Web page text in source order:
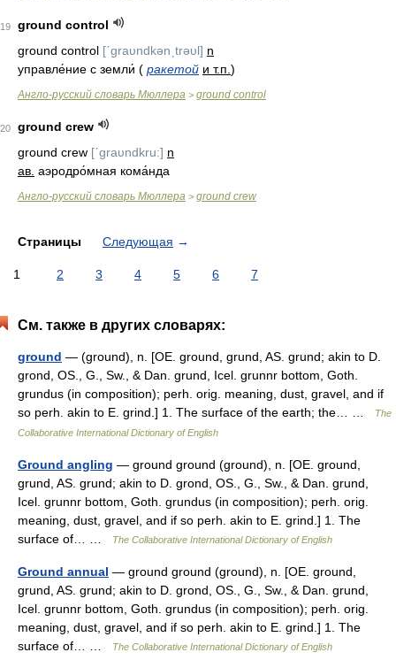
19
ground control
ground control [ˊgraυndkənˏtrəυl] n
управле́ние с земли́ ( ракетой и т.п. )
Англо-русский словарь Мюллера > ground control
20
ground crew
ground crew [ˊgraυndkru:] n
ав. аэродро́мная кома́нда
Англо-русский словарь Мюллера > ground crew
Страницы Следующая →
1 2 3 4 5 6 7
См. также в других словарях:
ground — (ground), n. [OE. ground, grund, AS. grund; akin to D.
grond, OS., G., Sw., & Dan. grund, Icel. grunnr bottom, Goth.
grundus (in composition); perh. orig. meaning, dust, gravel, and if
so perh. akin to E. grind.] 1. The surface of the earth; the… …
The
Collaborative International Dictionary of English
Ground angling — ground ground (ground), n. [OE. ground,
grund, AS. grund; akin to D. grond, OS., G., Sw., & Dan. grund,
Icel. grunnr bottom, Goth. grundus (in composition); perh. orig.
meaning, dust, gravel, and if so perh. akin to E. grind.] 1. The
surface of… …
The Collaborative International Dictionary of English
Ground annual — ground ground (ground), n. [OE. ground,
grund, AS. grund; akin to D. grond, OS., G., Sw., & Dan. grund,
Icel. grunnr bottom, Goth. grundus (in composition); perh. orig.
meaning, dust, gravel, and if so perh. akin to E. grind.] 1. The
surface of… …
The Collaborative International Dictionary of English